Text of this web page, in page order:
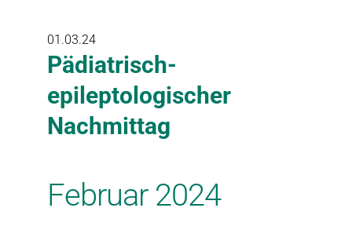
01.03.24
Pädiatrisch-
epileptologischer
Nachmittag
Februar 2024